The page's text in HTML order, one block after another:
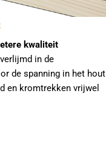
kwaliteit
in de
de spanning in het hout
en kromtrekken vrijwel